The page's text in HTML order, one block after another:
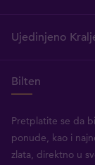
Ujedinjeno
Bilten
Pretplatite se da
ponude, kao i
zlata, direktno u